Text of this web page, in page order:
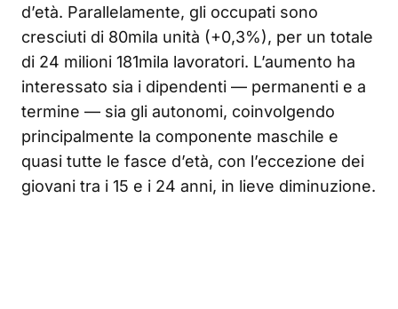
d’età. Parallelamente, gli occupati sono
cresciuti di 80mila unità (+0,3%), per un totale
di 24 milioni 181mila lavoratori. L’aumento ha
interessato sia i dipendenti — permanenti e a
termine — sia gli autonomi, coinvolgendo
principalmente la componente maschile e
quasi tutte le fasce d’età, con l’eccezione dei
giovani tra i 15 e i 24 anni, in lieve diminuzione.